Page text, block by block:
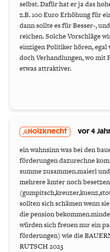
selbst. Dafür hat er ja das
z.B. 100 Euro Erhöhung für
dann sollte es für Besser-,
reichen. Solche Vorschläge
einzigen Politiker hören, egal
doch Verhandlungen, wo mit
etwas attraktiver.
Holzknecht vor 4
ein wahnsinn was bei den
förderungen dazurechne
summe zusammen.maierl
mehrere ämter noch
sollten sich schämen wenn
die pension
würden sich freuen nur ein
förderungen) wie die
RUTSCH 2023